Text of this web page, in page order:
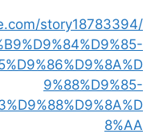
story18783394/
9%88%D9%85-
8%AA